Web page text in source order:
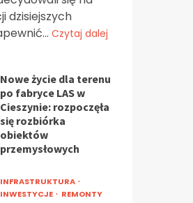
dzisiejszych
Czytaj dalej
Nowe życie dla terenu
po fabryce LAS w
Cieszynie: rozpoczęła
się rozbiórka
obiektów
przemysłowych
INFRASTRUKTURA
INWESTYCJE
REMONTY